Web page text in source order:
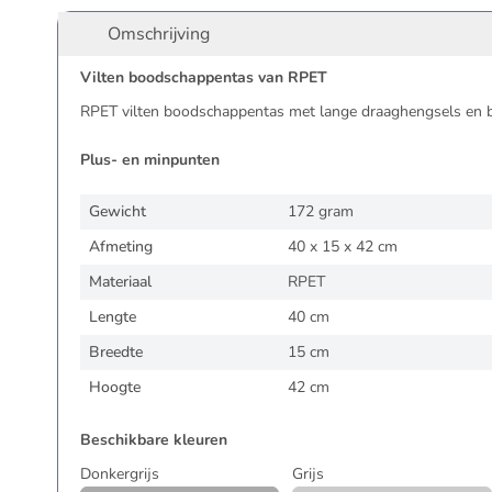
Omschrijving
Vilten boodschappentas van RPET
RPET vilten boodschappentas met lange draaghengsels en
Plus- en minpunten
Gewicht
172 gram
Afmeting
40 x 15 x 42 cm
Materiaal
RPET
Lengte
40 cm
Breedte
15 cm
Hoogte
42 cm
Beschikbare kleuren
Donkergrijs
Grijs